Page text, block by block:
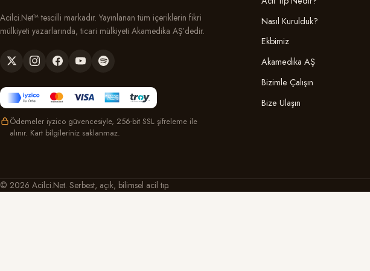
Acilci.Net™ tescilli markadır. Yayınlanan tüm içeriklerin fikri
mülkiyeti yazarlarında, ticari mülkiyeti Akamedika AŞ’dedir.
Ödemeler iyzico güvencesiyle, 256-bit SSL şifreleme ile
alınır. Kart bilgileriniz saklanmaz.
Nasıl Kurulduk?
Ekbimiz
Akamedika AŞ
Bizimle Çalışın
Bize Ulaşın
© 2026 Acilci.Net. Serbest, açık, bilimsel acil tıp.